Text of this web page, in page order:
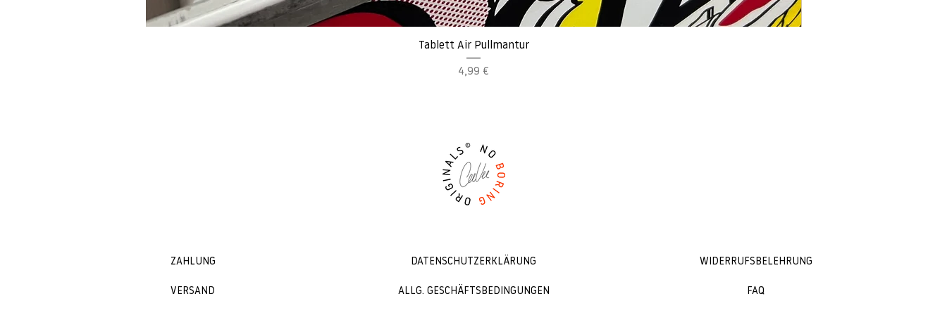
Schnellansicht
Tablett Air Pullmantur
Preis
4,99 €
ZAHLUNG
VERSAND
DATENSCHUTZERKLÄRUNG
ALLG. GESCHÄFTSBEDINGUNGEN
WIDERRUFSBELEHRUNG
FAQ